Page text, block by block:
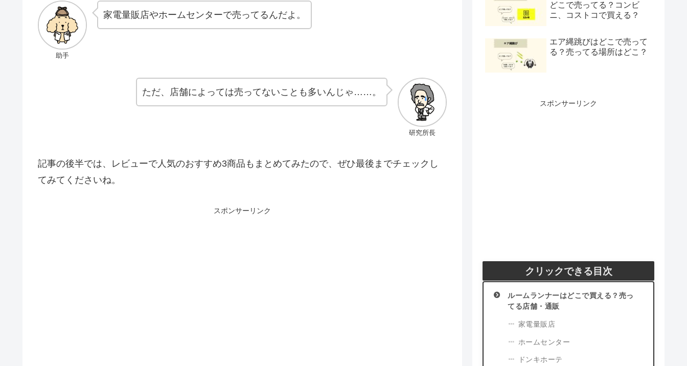
助手
家電量販店やホームセンターで売ってるんだよ。
研究所長
ただ、店舗によっては売ってないことも多いんじゃ……。
記事の後半では、レビューで人気のおすすめ3商品もまとめてみたので、ぜひ最後までチェックし
てみてくださいね。
スポンサーリンク
どこで売ってる？コンビ
ニ、コストコで買える？
エア縄跳びはどこで売って
る？売ってる場所はどこ？
スポンサーリンク
クリックできる目次
ルームランナーはどこで買える？売っ
てる店舗・通販
家電量販店
ホームセンター
ドンキホーテ